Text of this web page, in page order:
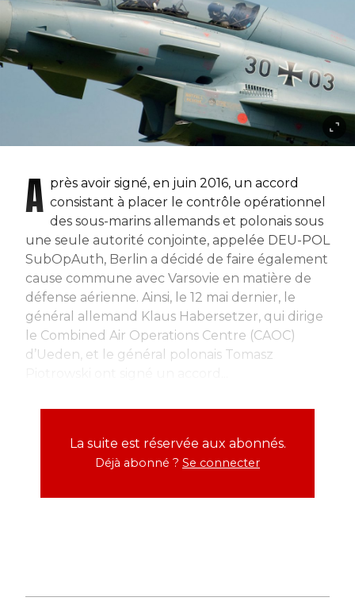
A près avoir signé, en juin 2016, un accord
consistant à placer le contrôle opérationnel
des sous-marins allemands et polonais sous
une seule autorité conjointe, appelée DEU-POL
SubOpAuth, Berlin a décidé de faire également
cause commune avec Varsovie en matière de
défense aérienne. Ainsi, le 12 mai dernier, le
général allemand Klaus Habersetzer, qui dirige
le Combined Air Operations Centre (CAOC)
d’Ueden, et le général polonais Tomasz
La suite est réservée aux abonnés.
Déjà abonné ? Se connecter